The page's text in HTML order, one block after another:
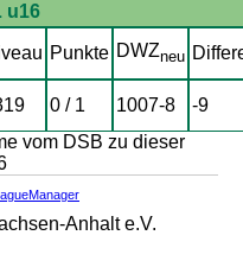
u16
Punkte DWZneu
0 / 1 1007-8
-9
vom DSB zu dieser
Anhalt e.V.